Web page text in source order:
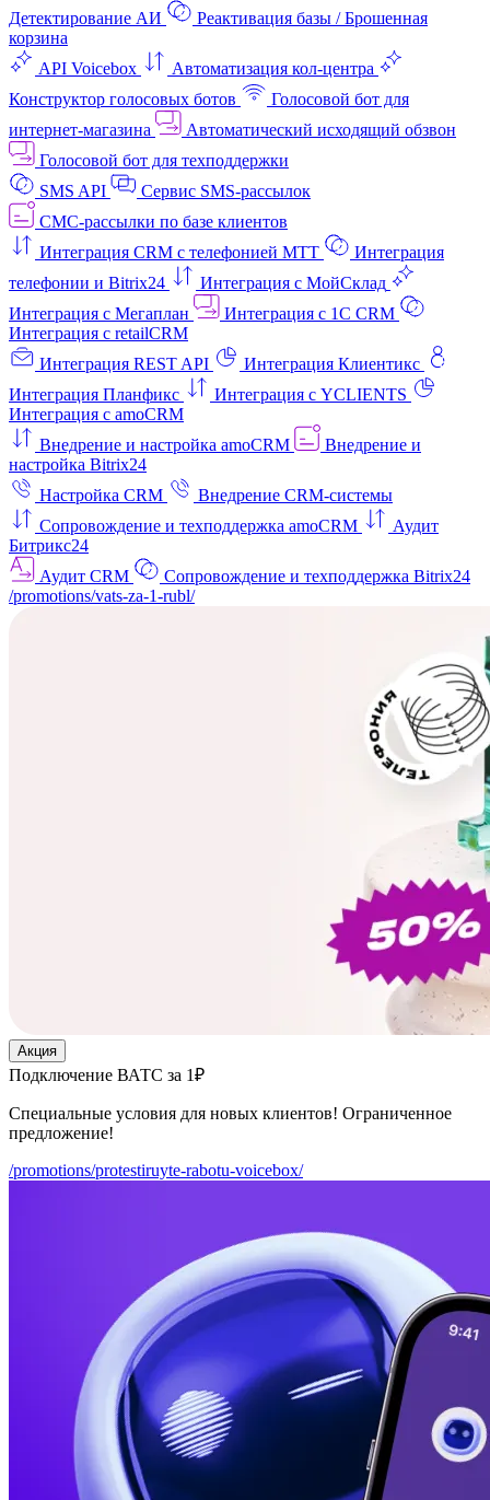
Детектирование АИ
Реактивация базы / Брошенная
корзина
API Voicebox
Автоматизация кол‑центра
Конструктор голосовых ботов
Голосовой бот для
интернет‑магазина
Автоматический исходящий обзвон
Голосовой бот для техподдержки
SMS API
Сервис SMS-рассылок
СМС-рассылки по базе клиентов
Интеграция CRM с телефонией МТТ
Интеграция
телефонии и Bitrix24
Интеграция с МойСклад
Интеграция с Мегаплан
Интеграция с 1C CRM
Интеграция с retailCRM
Интеграция REST API
Интеграция Клиентикс
Интеграция Планфикс
Интеграция с YCLIENTS
Интеграция с amoCRM
Внедрение и настройка amoCRM
Внедрение и
настройка Bitrix24
Настройка CRM
Внедрение CRM-системы
Сопровождение и техподдержка amoCRM
Аудит
Битрикс24
Аудит CRM
Сопровождение и техподдержка Bitrix24
/promotions/vats-za-1-rubl/
Акция
Подключение ВАТС за 1₽
Специальные условия для новых клиентов! Ограниченное
предложение!
/promotions/protestiruyte-rabotu-voicebox/